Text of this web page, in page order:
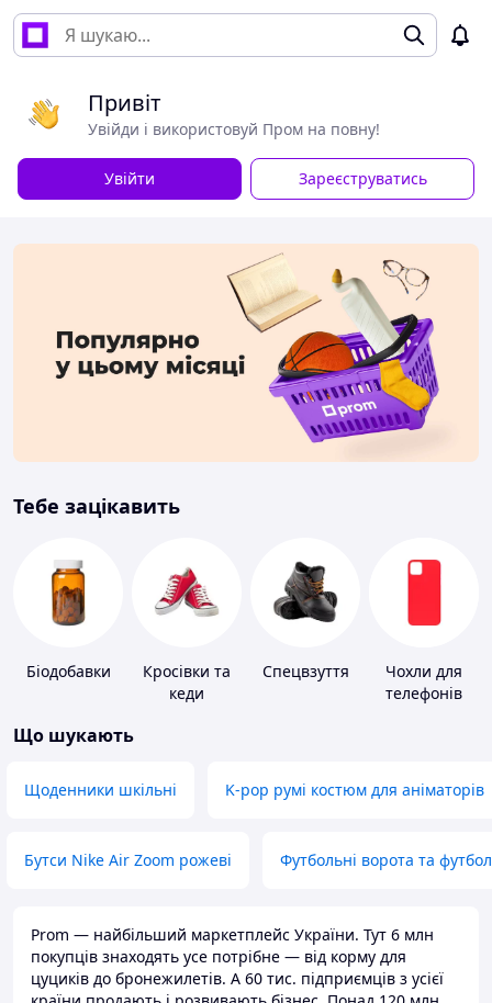
Привіт
Увійди і використовуй Пром на повну!
Увійти Зареєструватись
Тебе зацікавить
Біодобавки
Кросівки та
кеди
Спецвзуття
Чохли для
телефонів
Що шукають
Щоденники шкільні K-pop румі костюм для аніматорів
Бутси Nike Air Zoom рожеві Футбольні ворота та
Prom — найбільший маркетплейс України. Тут 6 млн
покупців знаходять усе потрібне — від корму для
цуциків до бронежилетів. А 60 тис. підприємців з усієї